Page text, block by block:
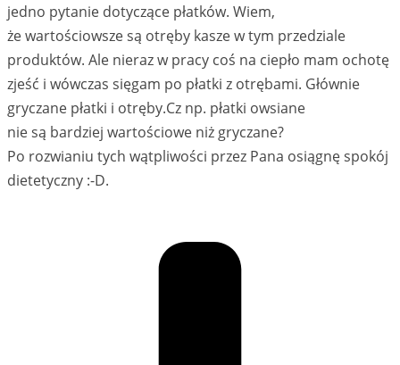
jedno pytanie dotyczące płatków. Wiem,
że wartościowsze są otręby kasze w tym przedziale
produktów. Ale nieraz w pracy coś na ciepło mam ochotę
zjeść i wówczas sięgam po płatki z otrębami. Głównie
gryczane płatki i otręby.Cz np. płatki owsiane
nie są bardziej wartościowe niż gryczane?
Po rozwianiu tych wątpliwości przez Pana osiągnę spokój
dietetyczny :-D.